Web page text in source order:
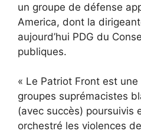
un groupe de défense
America, dont la
aujourd’hui PDG du
publiques.
« Le Patriot Front est une
groupes suprémacistes
(avec succès) poursuivis
orchestré les violences